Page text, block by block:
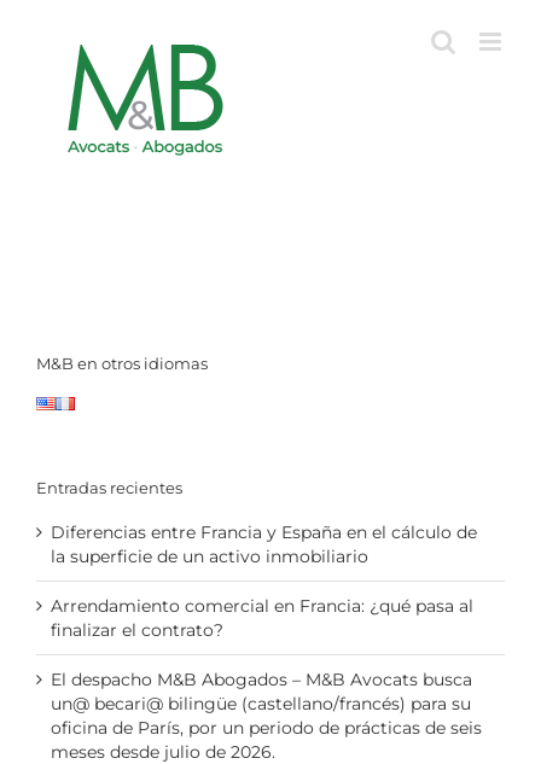
M&B en otros idiomas
Entradas recientes
Diferencias entre Francia y España en el cálculo de
la superficie de un activo inmobiliario
Arrendamiento comercial en Francia: ¿qué pasa al
finalizar el contrato?
El despacho M&B Abogados – M&B Avocats busca
un@ becari@ bilingüe (castellano/francés) para su
oficina de París, por un periodo de prácticas de seis
meses desde julio de 2026.